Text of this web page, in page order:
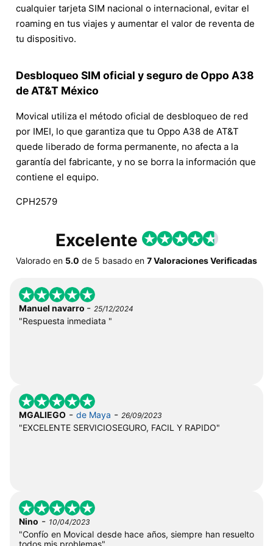
cualquier tarjeta SIM nacional o internacional, evitar el
roaming en tus viajes y aumentar el valor de reventa de
tu dispositivo.
Desbloqueo SIM oficial y seguro de Oppo A38
de AT&T México
Movical utiliza el método oficial de desbloqueo de red
por IMEI, lo que garantiza que tu Oppo A38 de AT&T
quede liberado de forma permanente, no afecta a la
garantía del fabricante, y no se borra la información que
contiene el equipo.
CPH2579
Excelente
Valorado en 5.0 de 5 basado en 7 Valoraciones Verificadas
Manuel navarro - 25/12/2024
"Respuesta inmediata "
MGALIEGO - de Maya - 26/09/2023
"EXCELENTE SERVICIOSEGURO, FACIL Y RAPIDO"
Nino - 10/04/2023
"Confío en Movical desde hace años, siempre han resuelto